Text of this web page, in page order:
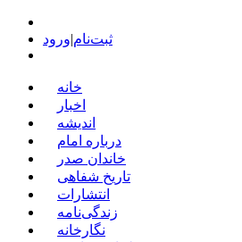
ثبت‌نام|ورود
خانه
اخبار
اندیشه
درباره امام
خاندان صدر
تاریخ شفاهی
انتشارات
زندگی‌نامه
نگارخانه